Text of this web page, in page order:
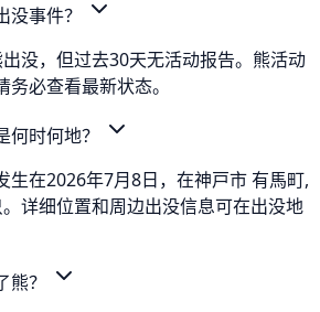
没事件？
没，但过去30天无活动报告。熊活动
必查看最新状态。
何时何地？
生在2026年7月8日，在神戸市 有馬町,
详细位置和周边出没信息可在出没地
熊？